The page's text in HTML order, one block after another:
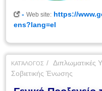
-Web site: https://
ens?lang=el
ΚΑΤΆΛΟΓΟΣ
Διπλωματικές
Σοβιετικής Ένωσης